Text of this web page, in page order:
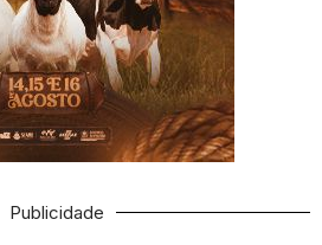
Publicidade